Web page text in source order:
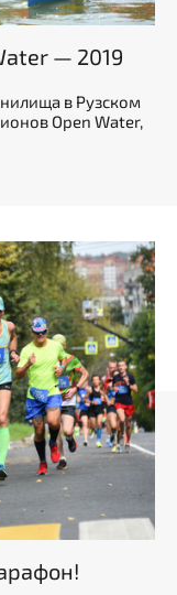
— 2019
в Рузском
Open Water,